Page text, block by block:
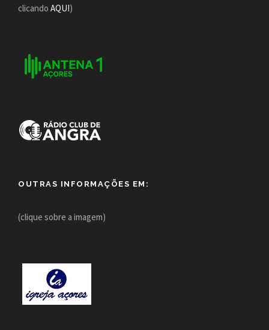
clicando AQUI)
OUTRAS INFORMAÇÕES EM:
(clique sobre a imagem)